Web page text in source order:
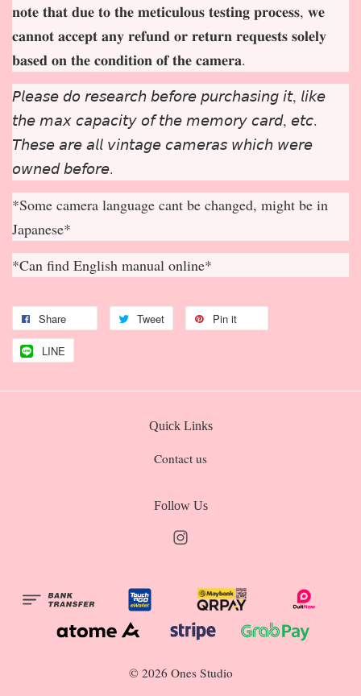
𝐧𝐨𝐭𝐞 𝐭𝐡𝐚𝐭 𝐝𝐮𝐞 𝐭𝐨 𝐭𝐡𝐞 𝐦𝐞𝐭𝐢𝐜𝐮𝐥𝐨𝐮𝐬 𝐭𝐞𝐬𝐭𝐢𝐧𝐠 𝐩𝐫𝐨𝐜𝐞𝐬𝐬, 𝐰𝐞
𝐜𝐚𝐧𝐧𝐨𝐭 𝐚𝐜𝐜𝐞𝐩𝐭 𝐚𝐧𝐲 𝐫𝐞𝐟𝐮𝐧𝐝 𝐨𝐫 𝐫𝐞𝐭𝐮𝐫𝐧 𝐫𝐞𝐪𝐮𝐞𝐬𝐭𝐬 𝐬𝐨𝐥𝐞𝐥𝐲
𝐛𝐚𝐬𝐞𝐝 𝐨𝐧 𝐭𝐡𝐞 𝐜𝐨𝐧𝐝𝐢𝐭𝐢𝐨𝐧 𝐨𝐟 𝐭𝐡𝐞 𝐜𝐚𝐦𝐞𝐫𝐚.
𝘗𝘭𝘦𝘢𝘴𝘦 𝘥𝘰 𝘳𝘦𝘴𝘦𝘢𝘳𝘤𝘩 𝘣𝘦𝘧𝘰𝘳𝘦 𝘱𝘶𝘳𝘤𝘩𝘢𝘴𝘪𝘯𝘨 𝘪𝘵, 𝘭𝘪𝘬𝘦
𝘵𝘩𝘦 𝘮𝘢𝘹 𝘤𝘢𝘱𝘢𝘤𝘪𝘵𝘺 𝘰𝘧 𝘵𝘩𝘦 𝘮𝘦𝘮𝘰𝘳𝘺 𝘤𝘢𝘳𝘥, 𝘦𝘵𝘤.
𝘛𝘩𝘦𝘴𝘦 𝘢𝘳𝘦 𝘢𝘭𝘭 𝘷𝘪𝘯𝘵𝘢𝘨𝘦 𝘤𝘢𝘮𝘦𝘳𝘢𝘴 𝘸𝘩𝘪𝘤𝘩 𝘸𝘦𝘳𝘦
𝘰𝘸𝘯𝘦𝘥 𝘣𝘦𝘧𝘰𝘳𝘦.
*Some camera language cant be changed, might be in
Japanese*
*Can find English manual online*
Share Tweet Pin it
LINE
Quick Links
Contact us
Follow Us
© 2026 Ones Studio